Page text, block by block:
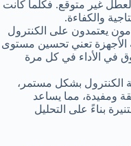
غير متوقع. فكلما كانت
والكفاءة.
يعتمدون على الكنترول
الأجهزة تعني تحسين مستوى
في الأداء في كل مرة
الكنترول بشكل مستمر،
ومفيدة، مما يساعد
بناءً على التحليل